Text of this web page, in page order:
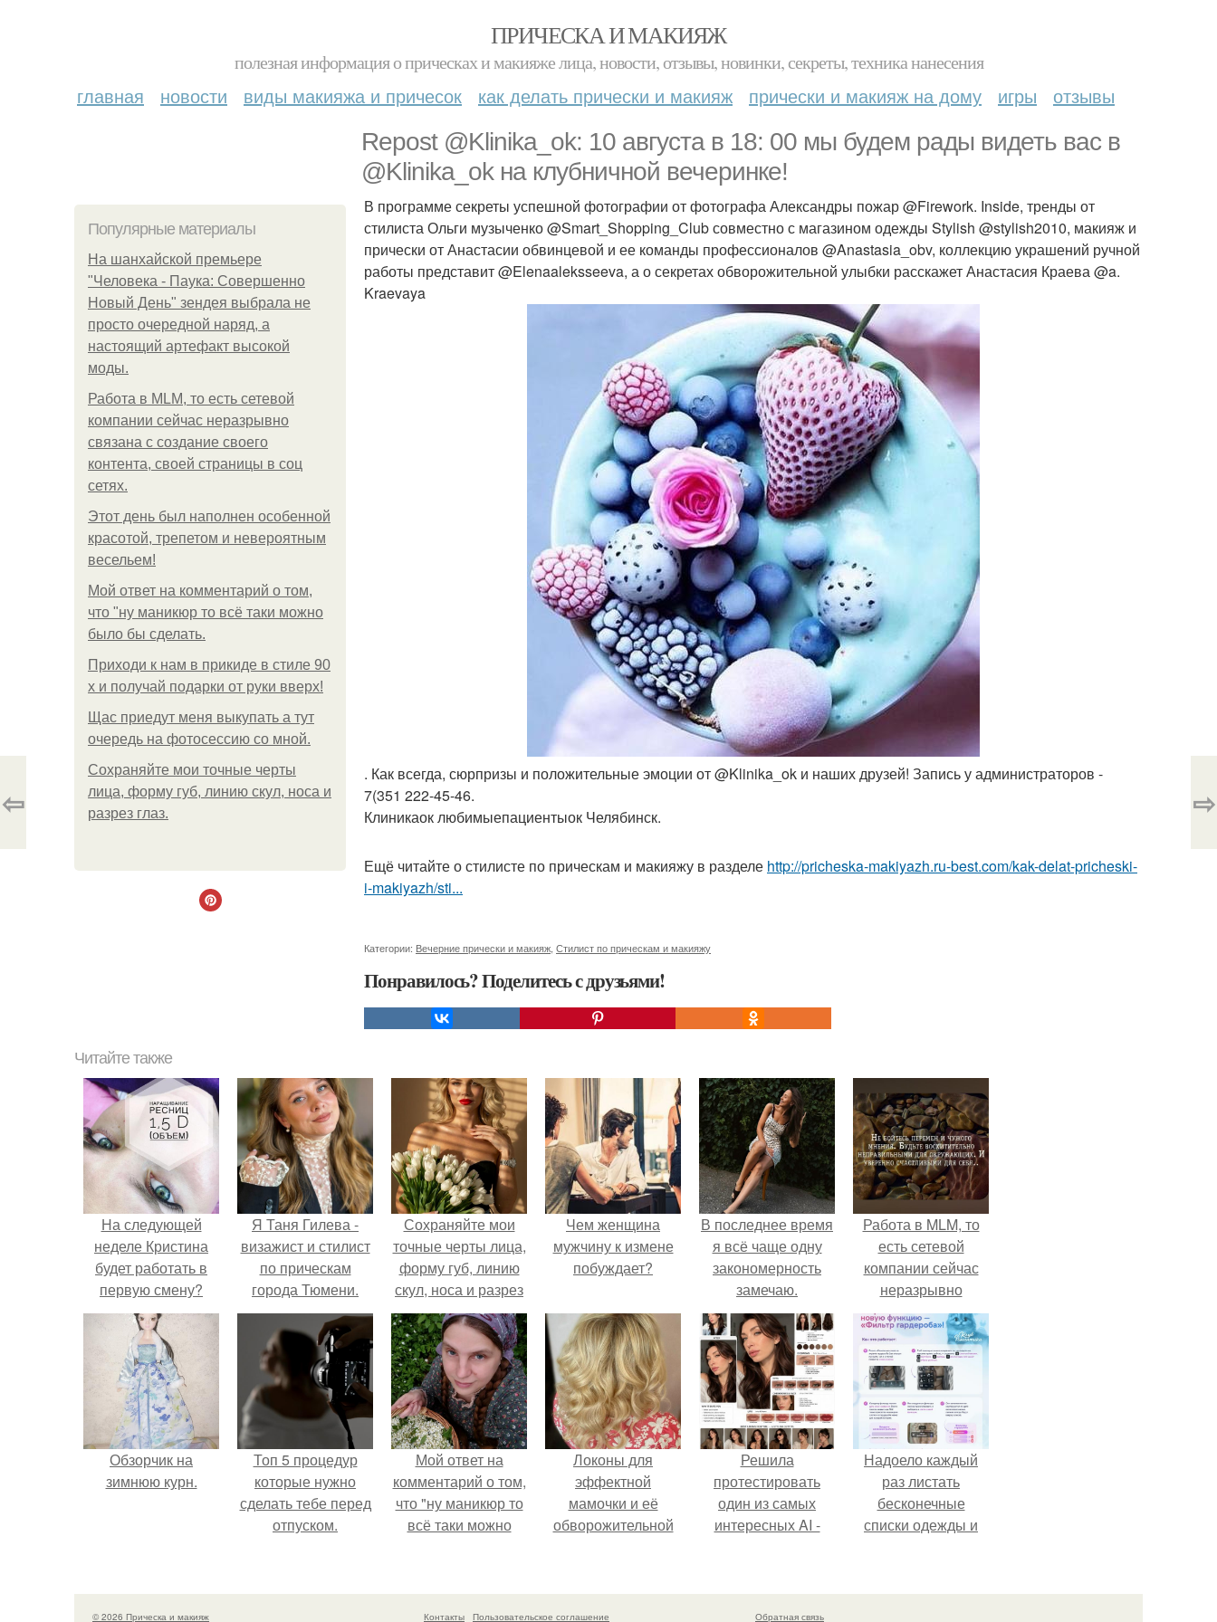
ПРИЧЕСКА И МАКИЯЖ
полезная информация о прическах и макияже лица, новости, отзывы, новинки, секреты, техника нанесения
главная новости виды макияжа и причесок как делать прически и макияж прически и макияж на дому игры отзывы
Repost @Klinika_ok: 10 августа в 18: 00 мы будем рады видеть вас в
@Klinika_ok на клубничной вечеринке!
Популярные материалы
На шанхайской премьере
"Человека - Паука: Совершенно
Новый День" зендея выбрала не
просто очередной наряд, а
настоящий артефакт высокой
моды.
Работа в MLM, то есть сетевой
компании сейчас неразрывно
связана с создание своего
контента, своей страницы в соц
сетях.
Этот день был наполнен особенной
красотой, трепетом и невероятным
весельем!
Мой ответ на комментарий о том,
что "ну маникюр то всё таки можно
было бы сделать.
Приходи к нам в прикиде в стиле 90
х и получай подарки от руки вверх!
Щас приедут меня выкупать а тут
очередь на фотосессию со мной.
Сохраняйте мои точные черты
лица, форму губ, линию скул, носа и
разрез глаз.
В программе секреты успешной фотографии от фотографа Александры пожар @Firework. Inside, тренды от
стилиста Ольги музыченко @Smart_Shopping_Club совместно с магазином одежды Stylish @stylish2010, макияж и
прически от Анастасии обвинцевой и ее команды профессионалов @Anastasia_obv, коллекцию украшений ручной
работы представит @Elenaaleksseeva, а о секретах обворожительной улыбки расскажет Анастасия Краева @a.
Kraevaya
. Как всегда, сюрпризы и положительные эмоции от @Klinika_ok и наших друзей! Запись у администраторов -
7(351 222-45-46.
Клиникаок любимыепациентыок Челябинск.
Ещё читайте о стилисте по прическам и макияжу в разделе http://pricheska-makiyazh.ru-best.com/kak-delat-pricheski-
i-makiyazh/sti...
Категории: Вечерние прически и макияж Стилист по прическам и макияжу
Понравилось? Поделитесь с друзьями!
⇦ ⇨
Читайте также
На следующей
неделе Кристина
будет работать в
первую смену?
Я Таня Гилева -
визажист и стилист
по прическам
города Тюмени.
Сохраняйте мои
точные черты лица,
форму губ, линию
скул, носа и разрез
глаз.
Чем женщина
мужчину к измене
побуждает?
В последнее время
я всё чаще одну
закономерность
замечаю.
Работа в MLM, то
есть сетевой
компании сейчас
неразрывно
связана с создание
своего контента,
своей страницы в
соц сетях.
Обзорчик на
зимнюю курн.
Топ 5 процедур
которые нужно
сделать тебе перед
отпуском.
Мой ответ на
комментарий о том,
что "ну маникюр то
всё таки можно
Локоны для
эффектной
мамочки и её
обворожительной
Решила
протестировать
один из самых
интересных AI -
Надоело каждый
раз листать
бесконечные
списки одежды и
кусочкам?
© 2026 Прическа и макияж Контакты Пользовательское соглашение Обратная связь